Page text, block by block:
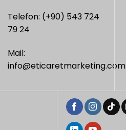
Telefon: (+90) 543 724
79 24
Mail:
info@eticaretmarketing.com